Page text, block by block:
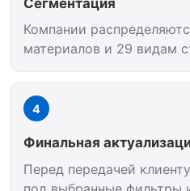
Компании
материалов и 29 видам
4
Финальная
Перед передачей